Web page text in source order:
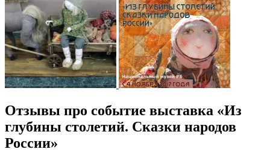
Отзывы про событие выставка «Из
глубины столетий. Сказки народов
России»